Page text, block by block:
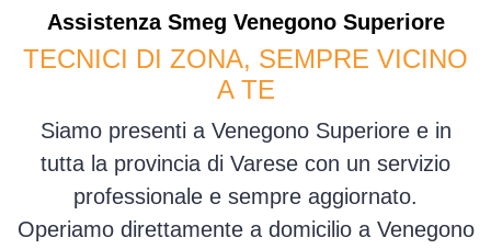
Assistenza Smeg Venegono Superiore
TECNICI DI ZONA, SEMPRE VICINO
A TE
Siamo presenti a Venegono Superiore e in
tutta la provincia di Varese con un servizio
professionale e sempre aggiornato.
Operiamo direttamente a domicilio a Venegono